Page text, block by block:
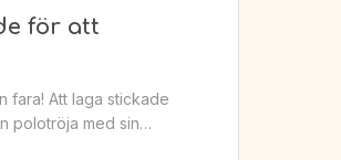
för att
fara! Att laga stickade
polotröja med sin…